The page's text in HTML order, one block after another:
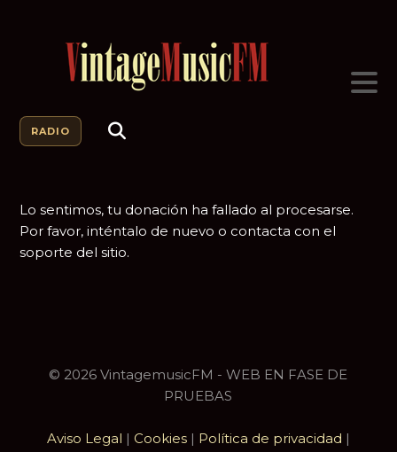
RADIO
Lo sentimos, tu donación ha fallado al procesarse.
Por favor, inténtalo de nuevo o contacta con el
soporte del sitio.
© 2026 VintagemusicFM - WEB EN FASE DE
PRUEBAS
Aviso Legal | Cookies| Política de privacidad |